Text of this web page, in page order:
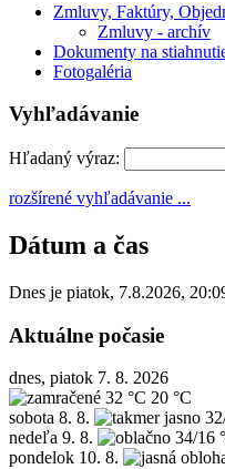
Zmluvy, Faktúry,
Zmluvy - archív
Dokumenty na
Fotogaléria
Vyhľadávanie
Hľadaný výraz:
rozšírené vyhľadávanie ...
Dátum a čas
Dnes je piatok, 7.8.2026,
Aktuálne počasie
dnes, piatok 7. 8. 2026
32 °C 20 °C
sobota 8. 8.
nedeľa 9. 8.
34/16
pondelok 10. 8.